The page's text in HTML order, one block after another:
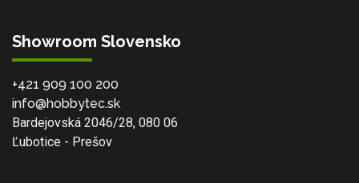
Showroom Slovensko
+421 909 100 200
info@hobbytec.sk
Bardejovská 2046/28, 080 06
Ľubotice - Prešov